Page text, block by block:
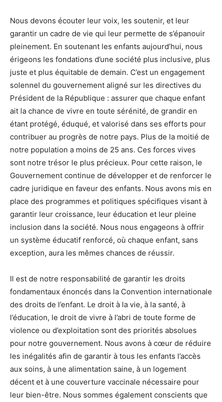
Nous devons écouter leur voix, les soutenir, et leur
garantir un cadre de vie qui leur permette de s’épanouir
pleinement. En soutenant les enfants aujourd’hui, nous
érigeons les fondations d’une société plus inclusive, plus
juste et plus équitable de demain. C’est un engagement
solennel du gouvernement aligné sur les directives du
Président de la République : assurer que chaque enfant
ait la chance de vivre en toute sérénité, de grandir en
étant protégé, éduqué, et valorisé dans ses efforts pour
contribuer au progrès de notre pays. Plus de la moitié de
notre population a moins de 25 ans. Ces forces vives
sont notre trésor le plus précieux. Pour cette raison, le
Gouvernement continue de développer et de renforcer le
cadre juridique en faveur des enfants. Nous avons mis en
place des programmes et politiques spécifiques visant à
garantir leur croissance, leur éducation et leur pleine
inclusion dans la société. Nous nous engageons à offrir
un système éducatif renforcé, où chaque enfant, sans
exception, aura les mêmes chances de réussir.
Il est de notre responsabilité de garantir les droits
fondamentaux énoncés dans la Convention internationale
des droits de l’enfant. Le droit à la vie, à la santé, à
l’éducation, le droit de vivre à l’abri de toute forme de
violence ou d’exploitation sont des priorités absolues
pour notre gouvernement. Nous avons à cœur de réduire
les inégalités afin de garantir à tous les enfants l’accès
aux soins, à une alimentation saine, à un logement
décent et à une couverture vaccinale nécessaire pour
leur bien-être. Nous sommes également conscients que